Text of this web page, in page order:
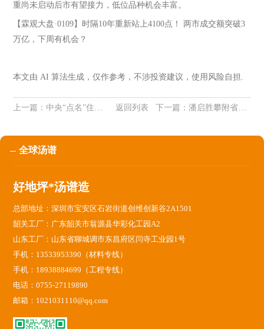
重尚未启动后市有望接力，低位品种机会丰富。
【霖观大盘·0109】时隔10年重新站上4100点！ 两市成交额突破3
万亿，下周有机会？
本文由 AI 算法生成，仅作参考，不涉投资建议，使用风险自担.
上一篇： 中央“点名”住房公积金，释放什么信号？ 返回列表 下一篇：潘启胜攀附省委原书记蒋超良 1年内2次升职
全球汤谱
好地坪*汤谱造
总部地址：深圳市宝安区石岩街道创维创新谷2A1501
韶关工厂：广东韶关市翁源县华彩化工园A2
山东工厂：山东省聊城调市东昌府区闫寺工业园1号
手机：13533953390（材料专线）
手机：18938884699（工程专线）
电话：0755-27119890
邮箱：1021031110@qq.com